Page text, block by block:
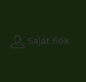
Saját fiók